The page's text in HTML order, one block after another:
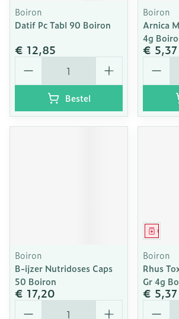
Boiron
Datif Pc Tabl 90 Boiron
€ 12,85
Aantal
Bestel
Boiron
Arnica
4g
€ 5,37
Aantal
Boiron
B-ijzer Nutridoses Caps
50 Boiron
€ 17,20
Aantal
Boiron
Rhus
Gr 4g
€ 5,37
Aantal